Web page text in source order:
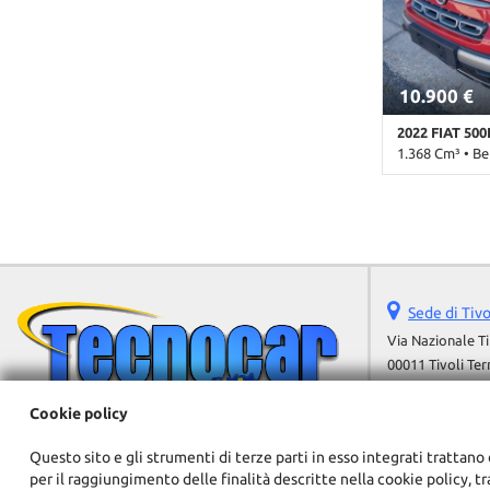
sdoppiato •
• USB
10.900 €
2022 FIAT
1.368 Cm³ •
sdoppiato •
• USB
Sede di
Via Nazionale
00011 Tivoli
Email:
Indicazioni
Cookie policy
Questo sito e gli strumenti di terze parti in esso integrati trattano
per il raggiungimento delle finalità descritte nella cookie policy,